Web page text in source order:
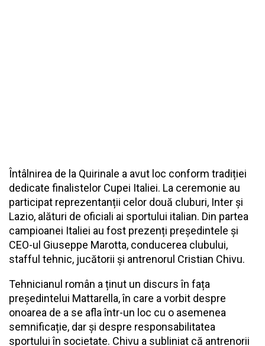
Întâlnirea de la Quirinale a avut loc conform tradiției
dedicate finalistelor Cupei Italiei. La ceremonie au
participat reprezentanții celor două cluburi, Inter și
Lazio, alături de oficiali ai sportului italian. Din partea
campioanei Italiei au fost prezenți președintele și
CEO-ul Giuseppe Marotta, conducerea clubului,
stafful tehnic, jucătorii și antrenorul Cristian Chivu.
Tehnicianul român a ținut un discurs în fața
președintelui Mattarella, în care a vorbit despre
onoarea de a se afla într-un loc cu o asemenea
semnificație, dar și despre responsabilitatea
sportului în societate. Chivu a subliniat că antrenorii